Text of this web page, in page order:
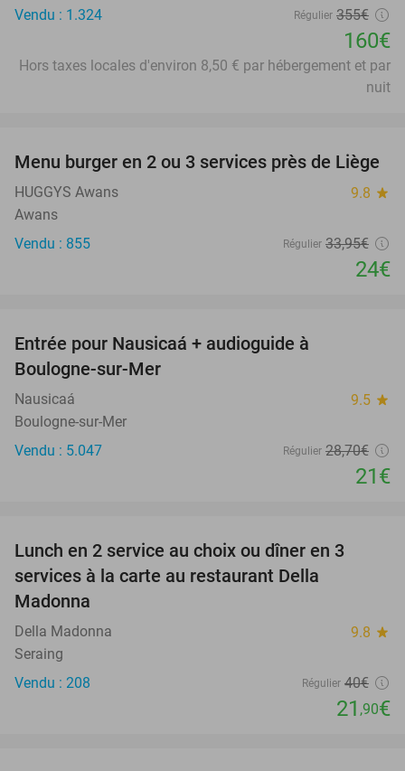
Vendu : 1.324
Régulier 355€
160€
Hors taxes locales d'environ 8,50 € par hébergement et par
nuit
29%
Menu burger en 2 ou 3 services près de Liège
HUGGYS Awans 9.8 star
Awans
Vendu : 855
Régulier 33,95€
24€
Entrée pour Nausicaá + audioguide à
Boulogne-sur-Mer
Nausicaá 9.5 star
Boulogne-sur-Mer
Vendu : 5.047
Régulier 28,70€
21€
Lunch en 2 service au choix ou dîner en 3
services à la carte au restaurant Della
Madonna
Della Madonna 9.8 star
Seraing
Vendu : 208
Régulier 40€
21 ,90€